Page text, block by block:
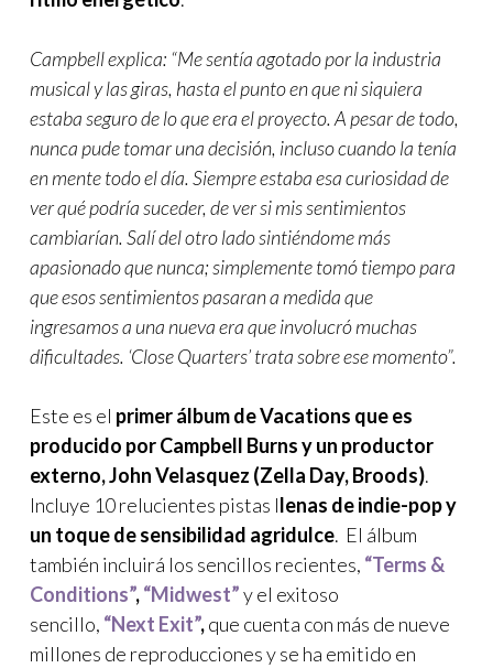
Campbell explica: “Me sentía agotado por la industria
musical y las giras, hasta el punto en que ni siquiera
estaba seguro de lo que era el proyecto. A pesar de todo,
nunca pude tomar una decisión, incluso cuando la tenía
en mente todo el día. Siempre estaba esa curiosidad de
ver qué podría suceder, de ver si mis sentimientos
cambiarían. Salí del otro lado sintiéndome más
apasionado que nunca; simplemente tomó tiempo para
que esos sentimientos pasaran a medida que
ingresamos a una nueva era que involucró muchas
dificultades. ‘Close Quarters’ trata sobre ese momento”.
Este es el primer álbum de Vacations que es
producido por Campbell Burns y un productor
externo, John Velasquez (Zella Day, Broods).
Incluye 10 relucientes pistas llenas de indie-pop y
un toque de sensibilidad agridulce. El álbum
también incluirá los sencillos recientes, “Terms &
Conditions”,“Midwest”y el exitoso
sencillo, “Next Exit”,que cuenta con más de nueve
millones de reproducciones y se ha emitido en